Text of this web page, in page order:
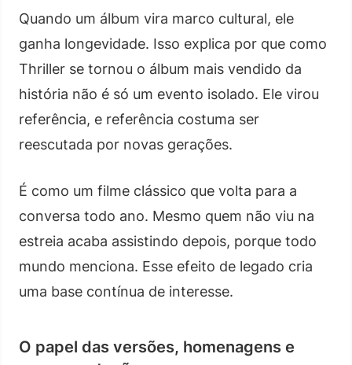
Quando um álbum vira marco cultural, ele
ganha longevidade. Isso explica por que como
Thriller se tornou o álbum mais vendido da
história não é só um evento isolado. Ele virou
referência, e referência costuma ser
reescutada por novas gerações.
É como um filme clássico que volta para a
conversa todo ano. Mesmo quem não viu na
estreia acaba assistindo depois, porque todo
mundo menciona. Esse efeito de legado cria
uma base contínua de interesse.
O papel das versões, homenagens e